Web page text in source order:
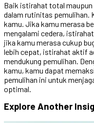
Baik istirahat total
dalam rutinitas pemulihan.
kamu. Jika kamu merasa
mengalami cedera,
jika kamu merasa cukup
lebih cepat, istirahat aktif
mendukung pemulihan.
kamu, kamu dapat
pemulihan ini untuk
optimal.
Explore Another